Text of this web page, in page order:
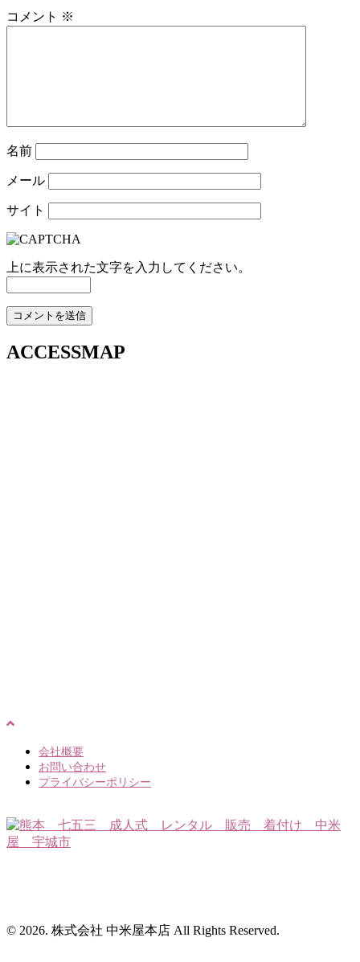
コメント ※
名前
メール
サイト
上に表示された文字を入力してください。
ACCESSMAP
会社概要
お問い合わせ
プライバシーポリシー
© 2026. 株式会社 中米屋本店 All Rights Reserved.